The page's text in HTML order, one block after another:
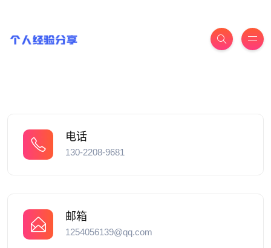
电话
130-2208-9681
邮箱
1254056139@qq.com